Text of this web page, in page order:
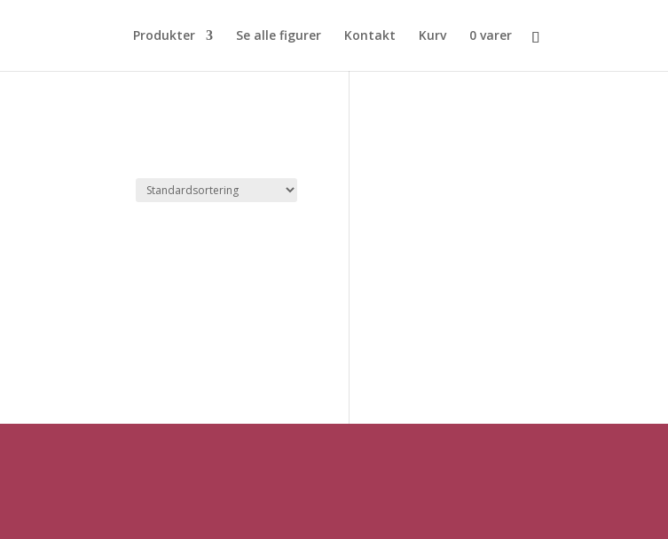
Produkter Se alle figurer Kontakt Kurv 0 varer